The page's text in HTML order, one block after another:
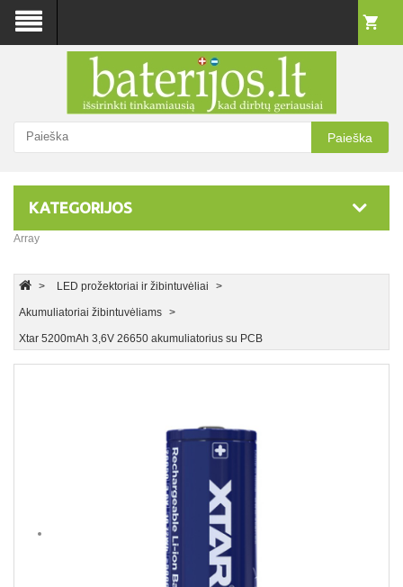
Paieška
KATEGORIJOS
Array
LED prožektoriai ir žibintuvėliai
Akumuliatoriai žibintuvėliams
Xtar 5200mAh 3,6V 26650 akumuliatorius su PCB